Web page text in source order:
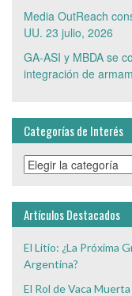
Media OutReach
UU. 23 julio, 2026
GA-ASI y MBDA se
integración de
Categorías de Interés
Categorías
de
Artículos Destacados
El Litio: ¿La Próxima
Argentina?
El Rol de Vaca